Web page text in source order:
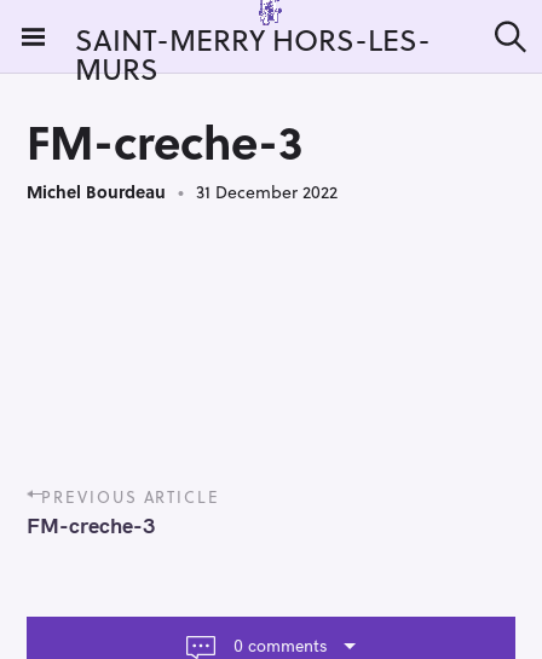
i
SAINT-MERRY HORS-LES-
MURS e
FM-creche-3
Michel Bourdeau 31 December 2022
P
o
s
a
PREVIOUS ARTICLE
FM-creche-3
0 comments